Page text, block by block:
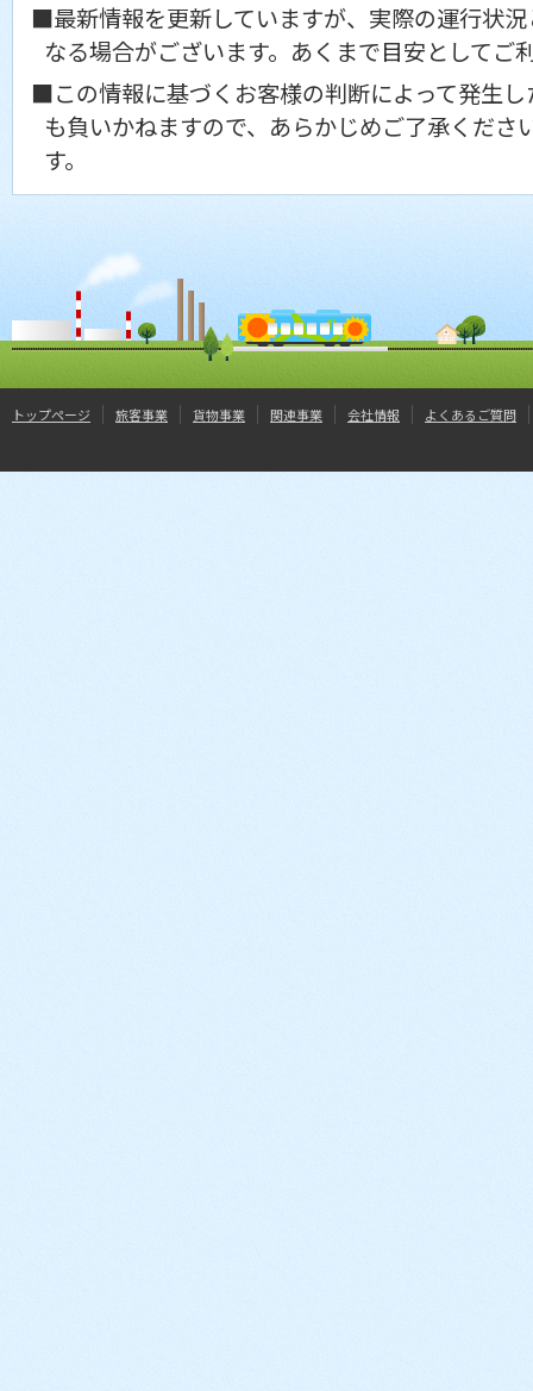
■最新情報を更新していますが、実際の運行状
なる場合がございます。あくまで目安としてご
■この情報に基づくお客様の判断によって発生
も負いかねますので、あらかじめご了承くださ
す。
トップページ 旅客事業 貨物事業 関連事業 会社情報 よくあるご質問